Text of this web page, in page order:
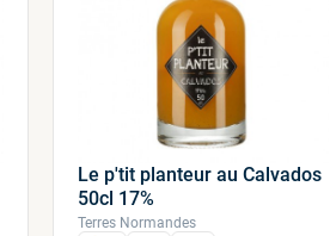
Le p'tit planteur au Calvados
50cl 17%
Terres Normandes